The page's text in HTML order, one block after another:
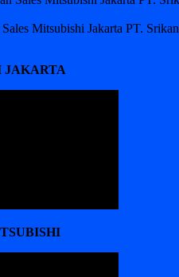
Mitsubishi Jakarta PT.